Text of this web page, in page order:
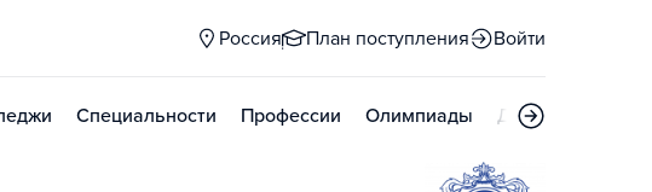
Россия План поступления Войти
Специальности Профессии Олимпиады Дни открытых